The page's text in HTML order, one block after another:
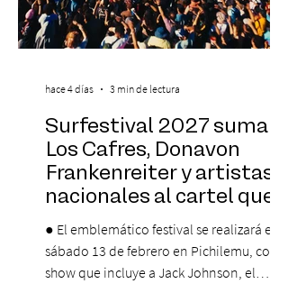
Surfestival 2027 suma a
Los Cafres, Donavon
Frankenreiter y artistas
nacionales al cartel que
encabeza Jack Johnson
● El emblemático festival se realizará el
sábado 13 de febrero en Pichilemu, con un
show que incluye a Jack Johnson, el
hace 4 días 3 min de lectura